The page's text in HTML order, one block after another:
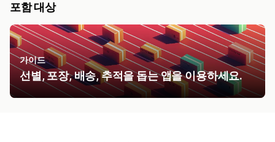
포함 대상
가이드
선별, 포장, 배송, 추적을 돕는 앱을 이용하세요.